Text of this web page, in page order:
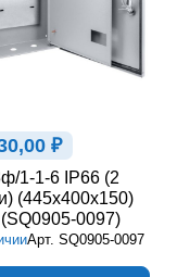
₽
1-1-6 IP66 (2
(445х400х150)
0097)
Арт. SQ0905-0097